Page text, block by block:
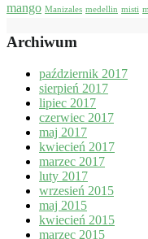
mango Manizales medellin misti
Archiwum
październik 2017
sierpień 2017
lipiec 2017
czerwiec 2017
maj 2017
kwiecień 2017
marzec 2017
luty 2017
wrzesień 2015
maj 2015
kwiecień 2015
marzec 2015